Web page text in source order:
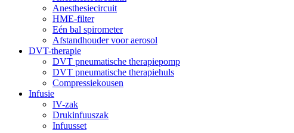
Anesthesiecircuit
HME-filter
Eén bal spirometer
Afstandhouder voor aerosol
DVT-therapie
DVT pneumatische therapiepomp
DVT pneumatische therapiehuls
Compressiekousen
Infusie
IV-zak
Drukinfuuszak
Infuusset